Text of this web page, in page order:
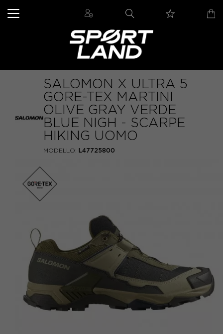
SALOMON X ULTRA 5
GORE-TEX MARTINI
OLIVE GRAY VERDE
BLUE NIGH - SCARPE
HIKING UOMO
MODELLO: L47725800